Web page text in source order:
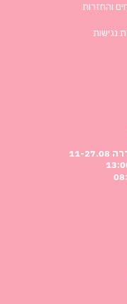
והחזרות
נגישות